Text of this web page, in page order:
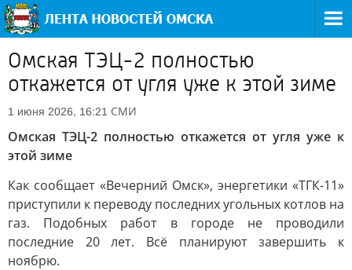
Омская ТЭЦ-2 полностью
откажется от угля уже к этой зиме
1 июня 2026, 16:21 СМИ
Омская ТЭЦ-2 полностью откажется от угля уже к
этой зиме
Как сообщает «Вечерний Омск», энергетики «ТГК-11»
приступили к переводу последних угольных котлов на
газ. Подобных работ в городе не проводили
последние 20 лет. Всё планируют завершить к
ноябрю.